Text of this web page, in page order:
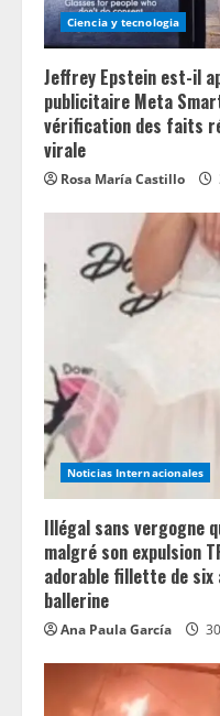
Ciencia y tecnologia
Jeffrey Epstein est-il
publicitaire Meta
vérification des faits
virale
Rosa María Castillo
Noticias Internacionales
Illégal sans vergogne
malgré son expulsion
adorable fillette de six
ballerine
Ana Paula García